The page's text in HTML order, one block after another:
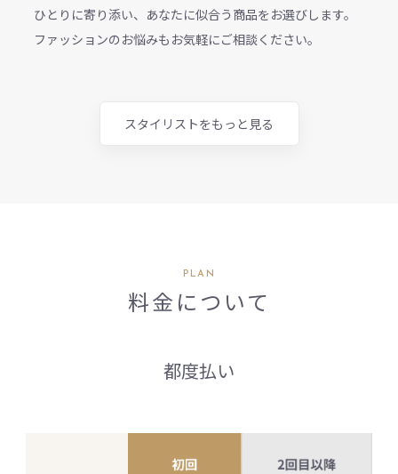
ひとりに寄り添い、あなたに似合う商品をお選びします。
ファッションのお悩みもお気軽にご相談ください。
スタイリストをもっと見る
PLAN
料金について
都度払い